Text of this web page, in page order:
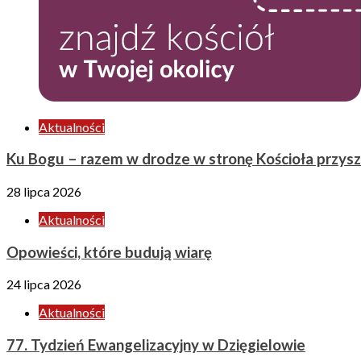
Aktualności
Ku Bogu – razem w drodze w stronę Kościoła
28 lipca 2026
Aktualności
Opowieści, które budują wiarę
24 lipca 2026
Aktualności
77. Tydzień Ewangelizacyjny w Dzięgielowie